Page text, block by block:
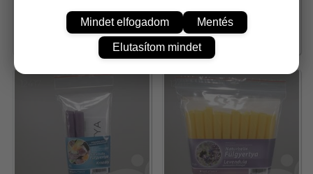
1 562,- 6 229,-
Mindet elfogadom Mentés
Elutasítom mindet